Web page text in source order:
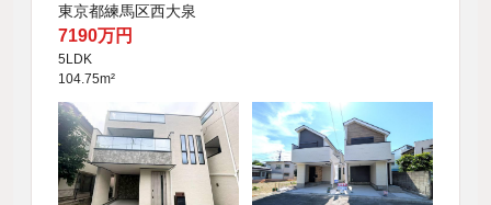
東京都練馬区西大泉
7190万円
5LDK
104.75m²